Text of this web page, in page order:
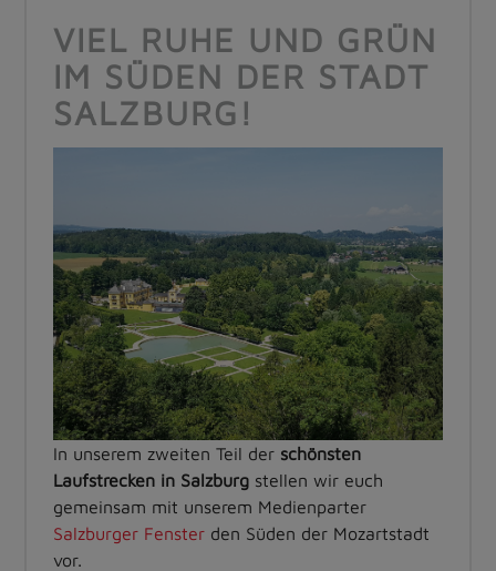
VIEL RUHE UND GRÜN
IM SÜDEN DER STADT
SALZBURG!
In unserem zweiten Teil der schönsten
Laufstrecken in Salzburg stellen wir euch
gemeinsam mit unserem Medienparter
Salzburger Fenster den Süden der Mozartstadt
vor.